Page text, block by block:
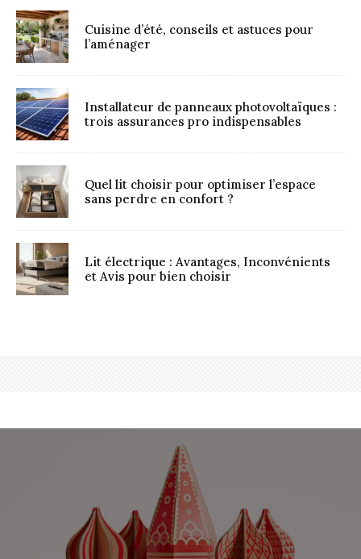
Cuisine d’été, conseils et astuces pour
l’aménager
Installateur de panneaux photovoltaïques :
trois assurances pro indispensables
Quel lit choisir pour optimiser l’espace
sans perdre en confort ?
Lit électrique : Avantages, Inconvénients
et Avis pour bien choisir